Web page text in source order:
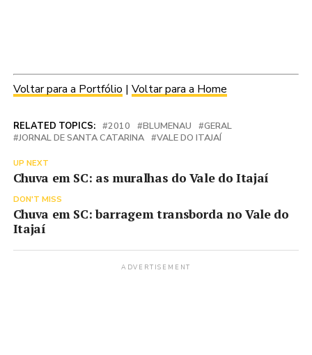
Voltar para a Portfólio | Voltar para a Home
RELATED TOPICS: 2010 BLUMENAU
GERAL
JORNAL DE SANTA CATARINA
VALE DO ITAJAÍ
UP NEXT
Chuva em SC: as muralhas do Vale do Itajaí
DON'T MISS
Chuva em SC: barragem transborda no Vale do
Itajaí
ADVERTISEMENT